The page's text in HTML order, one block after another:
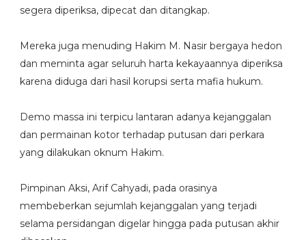
segera diperiksa, dipecat dan ditangkap.
Mereka juga menuding Hakim M. Nasir bergaya hedon
dan meminta agar seluruh harta kekayaannya diperiksa
karena diduga dari hasil korupsi serta mafia hukum.
Demo massa ini terpicu lantaran adanya kejanggalan
dan permainan kotor terhadap putusan dari perkara
yang dilakukan oknum Hakim.
Pimpinan Aksi, Arif Cahyadi, pada orasinya
membeberkan sejumlah kejanggalan yang terjadi
selama persidangan digelar hingga pada putusan akhir